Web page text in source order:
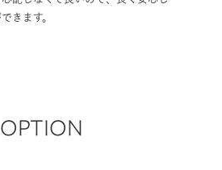
OPTION